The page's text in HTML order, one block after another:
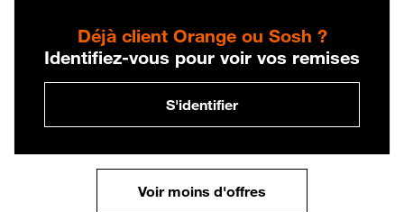
Déjà client Orange ou Sosh ?
Identifiez-vous pour voir vos remises
S'identifier
Voir moins d'offres